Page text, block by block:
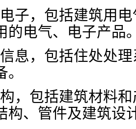
子，包括建筑用
的电气、电子产品
息，包括住处处
，包括建筑材料
构、管件及建筑设